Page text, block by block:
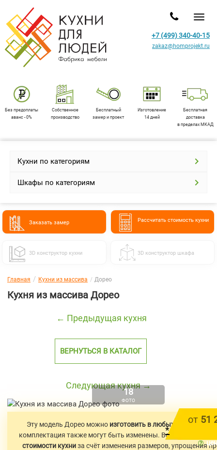
Без предоплаты
аванс - 0%
Собственное
производство
Бесплатный
замер и проект
Изготовление
14 дней
Бесплатная
доставка
в пределах МКАД
+7 (499) 340-40-15
zakaz@homprojekt.ru
Кухни по категориям
Шкафы по категориям
Заказать замер Расcчитать стоимость кухни
3D конструктор кухни 3D конструктор шкафа
Главная Кухни из массива Дорео
Кухня из массива Дорео
← Предыдущая кухня
ВЕРНУТЬСЯ В КАТАЛОГ
Следующая кухня →
18
ФОТО
от 51
*
Эту модель Дорео можно изготовить в любых размерах .
комплектация также могут быть изменены. Возможно
стоимости кухниза счёт изменения размеров, упрощения